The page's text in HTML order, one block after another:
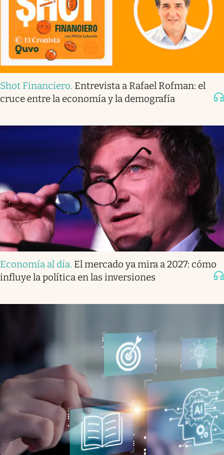
Shot Financiero. Entrevista a Rafael Rofman: el
cruce entre la economía y la demografía
Economía al día. El mercado ya mira a 2027: cómo
influye la política en las inversiones